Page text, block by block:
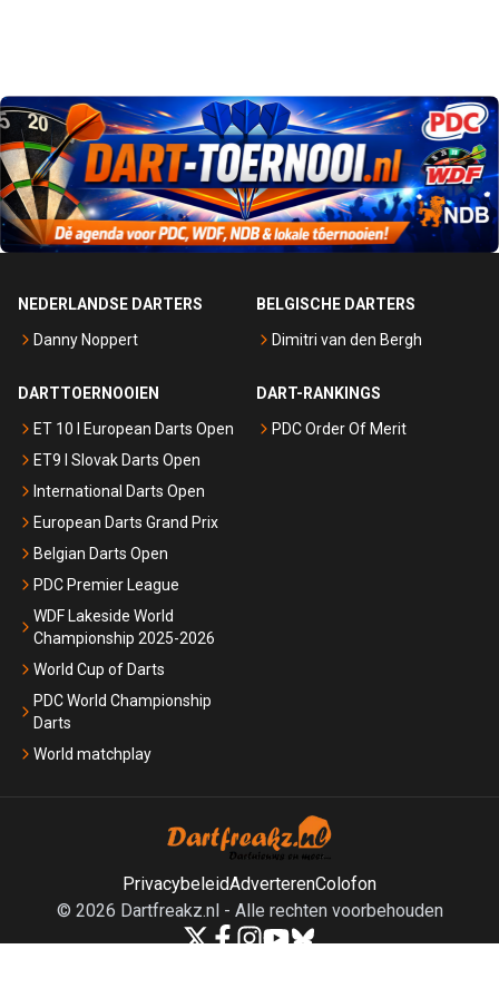
NEDERLANDSE DARTERS
Danny Noppert
BELGISCHE DARTERS
Dimitri van den Bergh
DARTTOERNOOIEN
ET 10 I European Darts Open
ET9 I Slovak Darts Open
International Darts Open
European Darts Grand Prix
Belgian Darts Open
PDC Premier League
WDF Lakeside World
Championship 2025-2026
World Cup of Darts
PDC World Championship
Darts
World matchplay
DART-RANKINGS
PDC Order Of Merit
PrivacybeleidAdverterenColofon
© 2026 Dartfreakz.nl- Alle rechten voorbehouden